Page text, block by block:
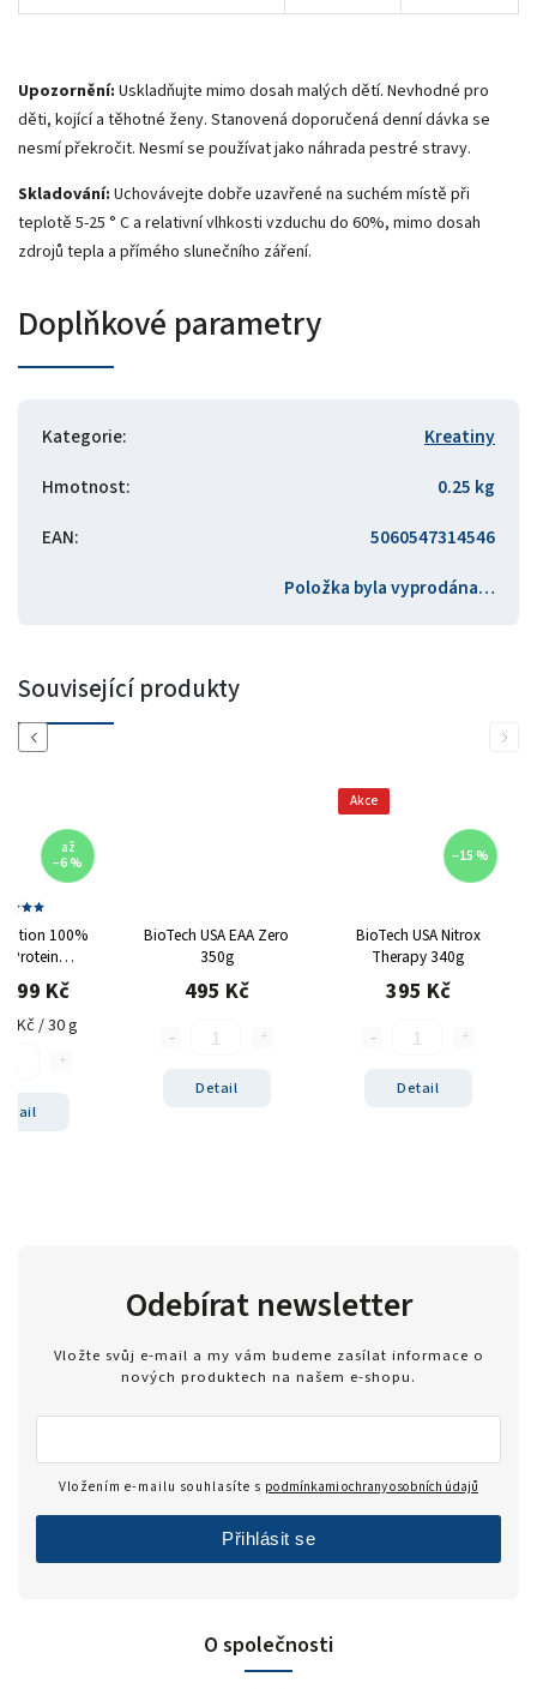
Upozornění: Uskladňujte mimo dosah malých dětí. Nevhodné pro
děti, kojící a těhotné ženy. Stanovená doporučená denní dávka se
nesmí překročit. Nesmí se používat jako náhrada pestré stravy.
Skladování: Uchovávejte dobře uzavřené na suchém místě při
teplotě 5-25 ° C a relativní vlhkosti vzduchu do 60%, mimo dosah
zdrojů tepla a přímého slunečního záření.
Doplňkové parametry
Kategorie:
Kreatiny
Hmotnost:
0.25 kg
EAN:
5060547314546
Položka byla vyprodána…
Související produkty
Previous
až
–6 %
100%
Protein
2350g
Kč
Kč / 30 g
BioTech USA EAA Zero
350g
495 Kč
Detail
Akce
–15 %
BioTech USA Nitrox
Therapy 340g
395 Kč
Detail
Next
O společnosti
Odebírat newsletter
Vložte svůj e-mail a my vám budeme zasílat informace o
nových produktech na našem e-shopu.
Vložením e-mailu souhlasíte s podmínkami ochrany osobních údajů
Přihlásit se